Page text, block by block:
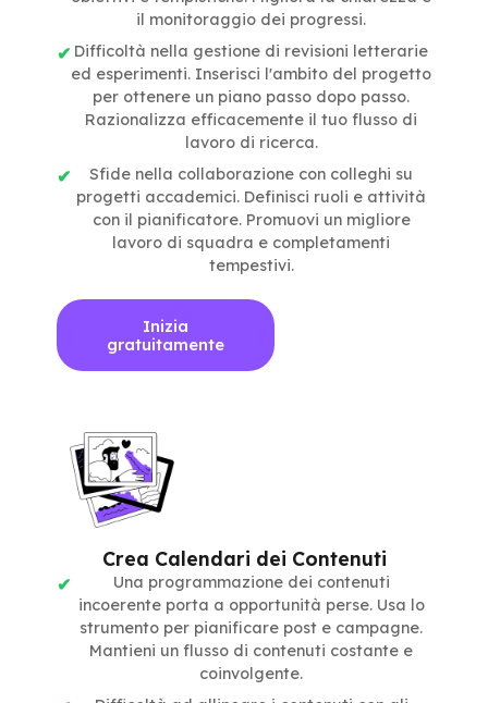
il monitoraggio dei progressi.
Difficoltà nella gestione di revisioni letterarie
ed esperimenti. Inserisci l'ambito del progetto
per ottenere un piano passo dopo passo.
Razionalizza efficacemente il tuo flusso di
lavoro di ricerca.
Sfide nella collaborazione con colleghi su
progetti accademici. Definisci ruoli e attività
con il pianificatore. Promuovi un migliore
lavoro di squadra e completamenti
tempestivi.
Inizia
gratuitamente
Crea Calendari dei Contenuti
Una programmazione dei contenuti
incoerente porta a opportunità perse. Usa lo
strumento per pianificare post e campagne.
Mantieni un flusso di contenuti costante e
coinvolgente.